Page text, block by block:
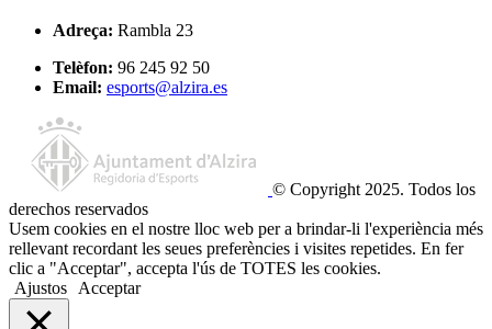
Adreça: Rambla 23
Telèfon: 96 245 92 50
Email: esports@alzira.es
© Copyright 2025. Todos los
derechos reservados
Usem cookies en el nostre lloc web per a brindar-li l'experiència més
rellevant recordant les seues preferències i visites repetides. En fer
clic a "Acceptar", accepta l'ús de TOTES les cookies.
Ajustos
Acceptar